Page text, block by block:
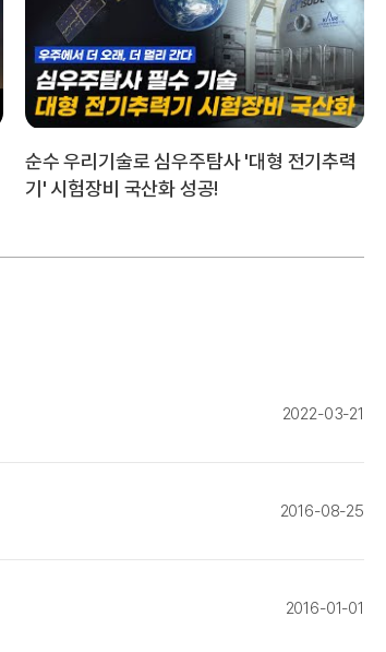
순수 우리기술로 심우주탐사 '대형 전기추력
기' 시험장비 국산화 성공!
2022-03-21
2016-08-25
2016-01-01